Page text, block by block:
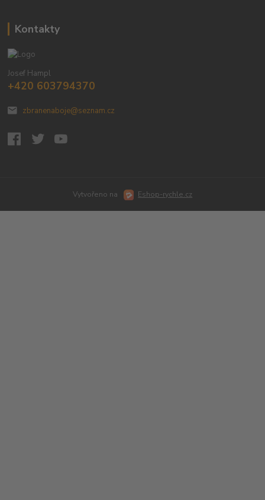
Kontakty
Josef Hampl
+420 603794370
zbranenaboje@seznam.cz
Vytvořeno na Eshop-rychle.cz